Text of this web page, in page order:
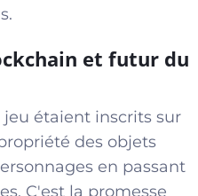
et futur du
jeu étaient inscrits sur
des objets
en passant
C'est la promesse